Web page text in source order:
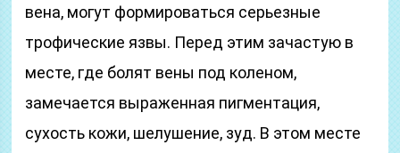
вена, могут формироваться серьезные
трофические язвы. Перед этим зачастую в
месте, где болят вены под коленом,
замечается выраженная пигментация,
сухость кожи, шелушение, зуд. В этом месте